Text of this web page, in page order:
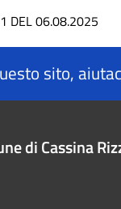
DEL 06.08.2025
sito,
di Cassina